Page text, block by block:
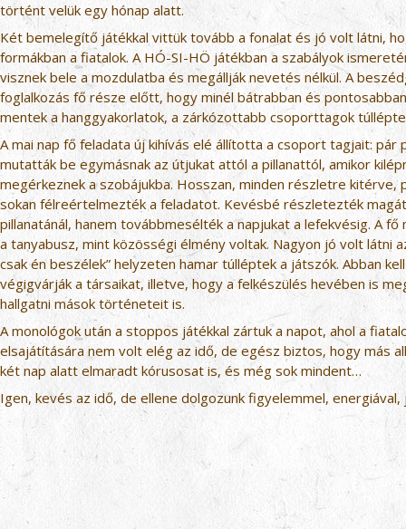
történt velük egy hónap alatt.
Két bemelegítő játékkal vittük tovább a fonalat és jó volt látni,
formákban a fiatalok. A HÓ-SI-HÖ játékban a szabályok
visznek bele a mozdulatba és megállják nevetés nélkül. A
foglalkozás fő része előtt, hogy minél bátrabban és
mentek a hanggyakorlatok, a zárkózottabb csoporttagok
A mai nap fő feladata új kihívás elé állította a csoport tagjait:
mutatták be egymásnak az útjukat attól a pillanattól, amikor
megérkeznek a szobájukba. Hosszan, minden részletre kitérve,
sokan félreértelmezték a feladatot. Kevésbé részletezték
pillanatánál, hanem továbbmesélték a napjukat a lefekvésig. A
a tanyabusz, mint közösségi élmény voltak. Nagyon jó volt látni
csak én beszélek” helyzeten hamar túlléptek a játszók. Abban
végigvárják a társaikat, illetve, hogy a felkészülés hevében is
hallgatni mások történeteit is.
A monológok után a stoppos játékkal zártuk a napot, ahol a
elsajátítására nem volt elég az idő, de egész biztos, hogy más
két nap alatt elmaradt kórusosat is, és még sok mindent…
Igen, kevés az idő, de ellene dolgozunk figyelemmel,